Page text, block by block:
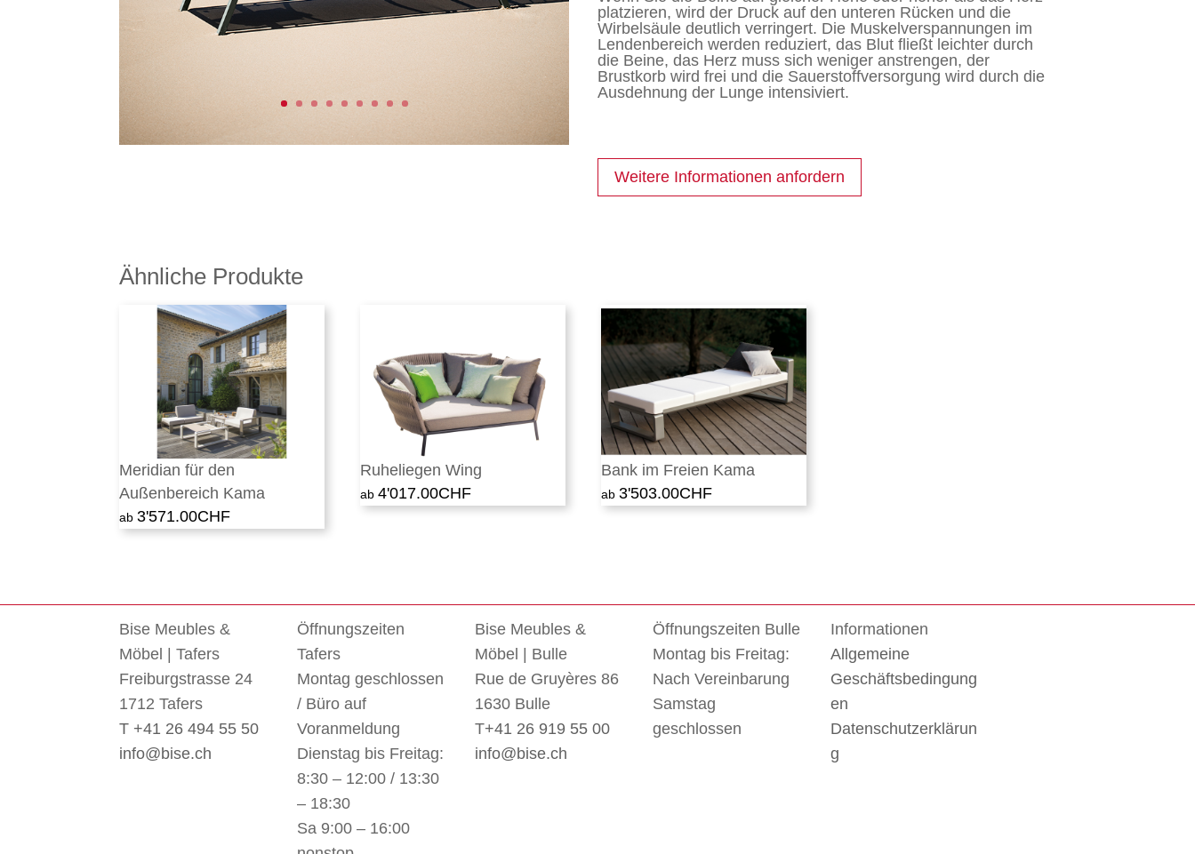
platzieren, wird der Druck auf den unteren Rücken und die
Wirbelsäule deutlich verringert. Die Muskelverspannungen im
Lendenbereich werden reduziert, das Blut fließt leichter durch
die Beine, das Herz muss sich weniger anstrengen, der
Brustkorb wird frei und die Sauerstoffversorgung wird durch die
Ausdehnung der Lunge intensiviert.
Weitere Informationen anfordern
Ähnliche Produkte
Meridian für den
Außenbereich Kama
3'571.00CHF
Ruheliegen Wing
4'017.00CHF
Bank im Freien Kama
3'503.00CHF
Bise Meubles &
Möbel | Tafers
Freiburgstrasse 24
1712 Tafers
T +41 26 494 55 50
info@bise.ch
Öffnungszeiten
Tafers
Montag geschlossen
/ Büro auf
Voranmeldung
Dienstag bis Freitag:
8:30 – 12:00 / 13:30
– 18:30
Sa 9:00 – 16:00
Bise Meubles &
Möbel | Bulle
Rue de Gruyères 86
1630 Bulle
T+41 26 919 55 00
info@bise.ch
Öffnungszeiten Bulle
Montag bis Freitag:
Nach Vereinbarung
Samstag
geschlossen
Informationen
Allgemeine
Geschäftsbedingung
en
Datenschutzerklärun
g